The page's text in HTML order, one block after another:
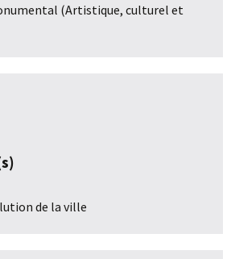
(Artistique, culturel et
de la ville